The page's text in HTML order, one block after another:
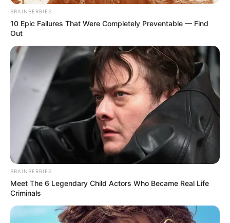
2.ทำไมชีวิตพบเจอแต่ความยากลำบาก อุปสรรคขวางกั้น
วิบากกรรม นี้เกิดจาก เมื่อครั้งอดีตชาติเคยเป็นผู้ทำลาย
เส้นทางสัญจรของส่วนรวม
วิธีแก้กรรมต้องหมั่นทำบุญ ทำทาน บริจาคทรัพทย์ตาม
กำลัง หรือออกแรงกายช่วยเหลือสังคม ช่วยสร้างสะพาน
สร้างถนน เส้นทางสัญจรต่างๆ หรือสิ่งก่อสร้างที่เป็น
ประโยชน์ต่อสาธารณชน อานิสงฆ์ดังกล่าวจะช่วยส่งผลให้มี
แต่ความสะดวก ราบรื่น มีแต่ผู้ช่วยเปิดทางให้ พบเจอ
อุปสรรคครั้งใด ก็จะมีผู้หยิบยื่นน้ำใจช่วยเหลืออยู่เสมอ เป็น
ที่รักใคร่ของคนทั่วไป
BRAINBERRIES
10 Epic Failures That Were Completely Preventable — Find
Out
BRAINBERRIES
Meet The 6 Legendary Child Actors Who Became Real Life
Criminals